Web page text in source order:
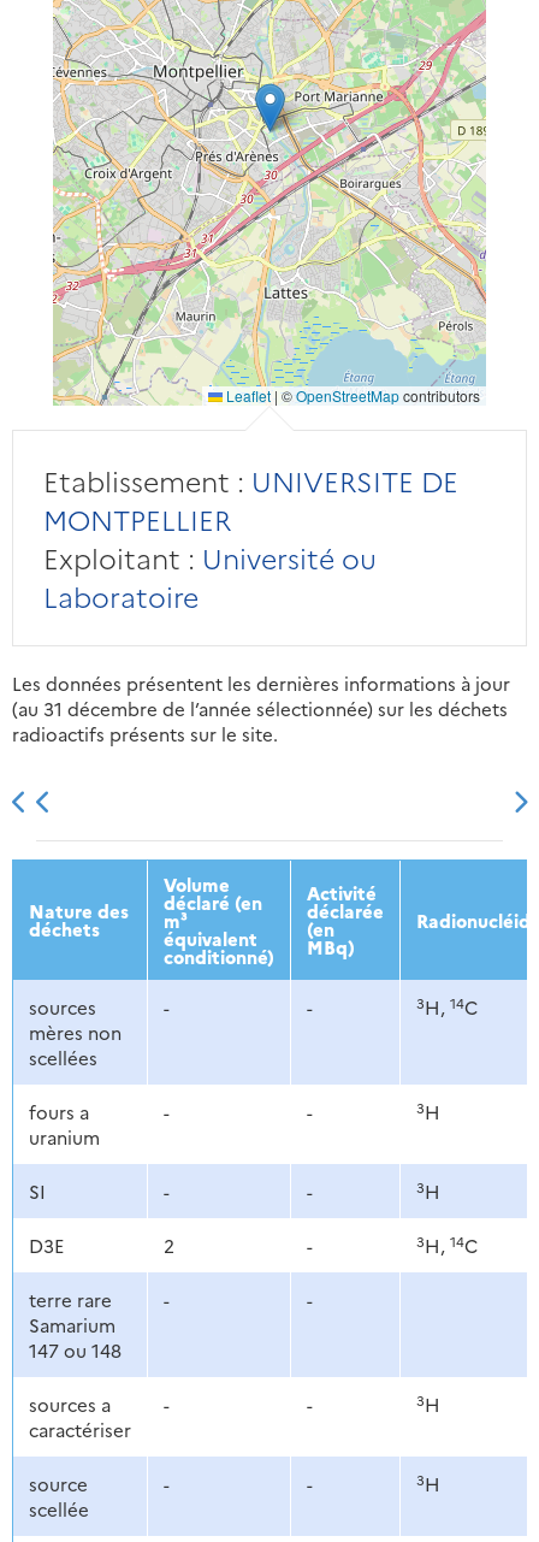
Leaflet|©OpenStreetMapcontributors
Etablissement : UNIVERSITE DE
MONTPELLIER
Exploitant : Université ou
Laboratoire
Les données présentent les dernières informations à jour
(au 31 décembre de l’année sélectionnée) sur les déchets
radioactifs présents sur le site.
2013 2014 2015 2016
Nature des
déchets
Volume
déclaré (en
m³
équivalent
conditionné)
Activité
déclarée
(en
MBq)
sources
mères non
scellées
- - 3H, 14C
fours a
uranium
- - 3H
SI - - 3H
D3E 2 - 3H, 14C
terre rare
Samarium
147 ou 148
- -
sources a
caractériser
- - 3H
source
scellée
- - 3H